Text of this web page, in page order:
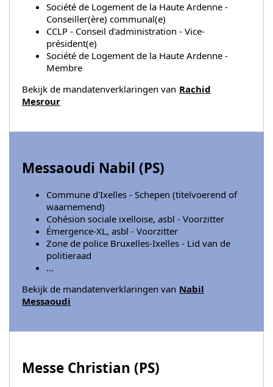
Société de Logement de la Haute Ardenne -
Conseiller(ère) communal(e)
CCLP - Conseil d'administration - Vice-
président(e)
Société de Logement de la Haute Ardenne -
Membre
Bekijk de mandatenverklaringen van Rachid
Mesrour
Messaoudi Nabil (PS)
Commune d'Ixelles - Schepen (titelvoerend of
waarnemend)
Cohésion sociale ixelloise, asbl - Voorzitter
Émergence-XL, asbl - Voorzitter
Zone de police Bruxelles-Ixelles - Lid van de
politieraad
...
Bekijk de mandatenverklaringen van Nabil
Messaoudi
Messe Christian (PS)